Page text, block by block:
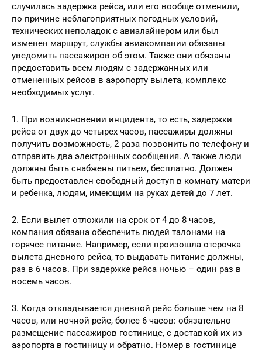
случилась задержка рейса, или его вообще отменили,
по причине неблагоприятных погодных условий,
технических неполадок с авиалайнером или был
изменен маршрут, службы авиакомпании обязаны
уведомить пассажиров об этом. Также они обязаны
предоставить всем людям с задержанных или
отмененных рейсов в аэропорту вылета, комплекс
необходимых услуг.
1. При возникновении инцидента, то есть, задержки
рейса от двух до четырех часов, пассажиры должны
получить возможность, 2 раза позвонить по телефону и
отправить два электронных сообщения. А также люди
должны быть снабжены питьем, бесплатно. Должен
быть предоставлен свободный доступ в комнату матери
и ребенка, людям, имеющим на руках детей до 7 лет.
2. Если вылет отложили на срок от 4 до 8 часов,
компания обязана обеспечить людей талонами на
горячее питание. Например, если произошла отсрочка
вылета дневного рейса, то выдавать питание должны,
раз в 6 часов. При задержке рейса ночью – один раз в
восемь часов.
3. Когда откладывается дневной рейс больше чем на 8
часов, или ночной рейс, более 6 часов: обязательно
размещение пассажиров гостинице, с доставкой их из
аэропорта в гостиницу и обратно. Номер в гостинице